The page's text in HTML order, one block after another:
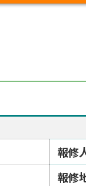
報修
報修